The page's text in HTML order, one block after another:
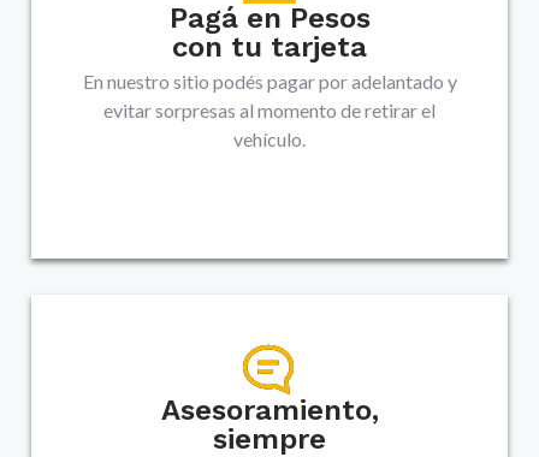
Pagá en Pesos
con tu tarjeta
En nuestro sitio podés pagar por adelantado y
evitar sorpresas al momento de retirar el
vehículo.
Asesoramiento,
siempre